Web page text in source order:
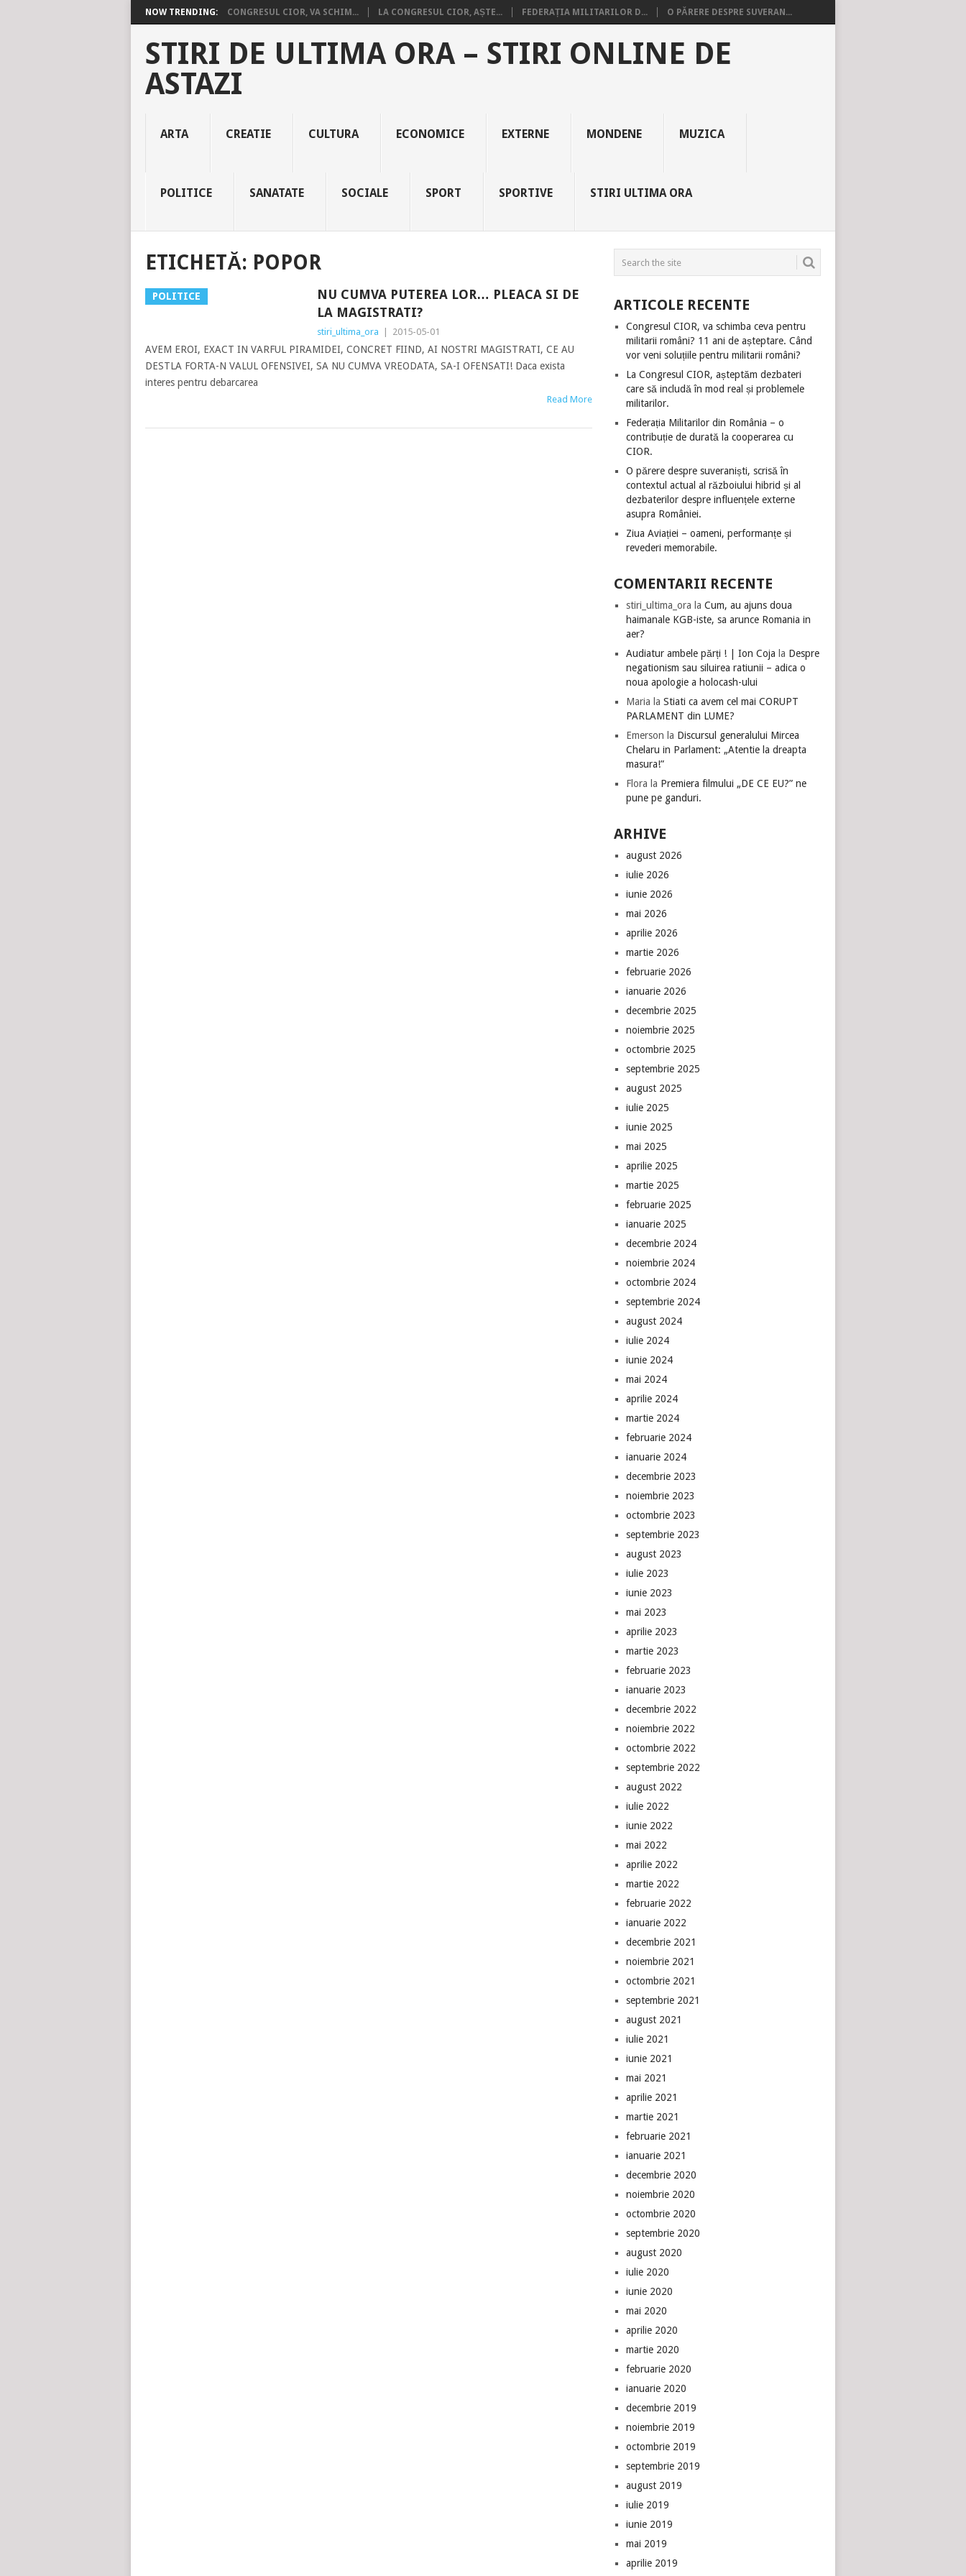
NOW TRENDING: CONGRESUL CIOR, VA SCHIM... LA CONGRESUL CIOR, AȘTE... FEDERAȚIA MILITARILOR D... O PĂRERE DESPRE SUVERAN...
STIRI DE ULTIMA ORA – STIRI ONLINE DE
ASTAZI
ARTA CREATIE CULTURA ECONOMICE EXTERNE MONDENE MUZICA
POLITICE SANATATE SOCIALE SPORT SPORTIVE STIRI ULTIMA ORA
ETICHETĂ: POPOR
POLITICE
NU CUMVA PUTEREA LOR… PLEACA SI DE
LA MAGISTRATI?
stiri_ultima_ora 2015-05-01
AVEM EROI, EXACT IN VARFUL PIRAMIDEI, CONCRET FIIND, AI NOSTRI MAGISTRATI, CE AU
DESTLA FORTA-N VALUL OFENSIVEI, SA NU CUMVA VREODATA, SA-I OFENSATI! Daca exista
interes pentru debarcarea
Read More
ARTICOLE RECENTE
Congresul CIOR, va schimba ceva pentru
militarii români? 11 ani de așteptare. Când
vor veni soluțiile pentru militarii români?
La Congresul CIOR, așteptăm dezbateri
care să includă în mod real și problemele
militarilor.
Federația Militarilor din România – o
contribuție de durată la cooperarea cu
CIOR.
O părere despre suveraniști, scrisă în
contextul actual al războiului hibrid și al
dezbaterilor despre influențele externe
asupra României.
Ziua Aviației – oameni, performanțe și
revederi memorabile.
COMENTARII RECENTE
stiri_ultima_ora laCum, au ajuns doua
haimanale KGB-iste, sa arunce Romania in
aer?
Audiatur ambele părți ! | Ion Coja la Despre
negationism sau siluirea ratiunii – adica o
noua apologie a holocash-ului
Maria laStiati ca avem cel mai CORUPT
PARLAMENT din LUME?
Emerson la Discursul generalului Mircea
Chelaru in Parlament: „Atentie la dreapta
masura!”
Flora la Premiera filmului „DE CE EU?” ne
pune pe ganduri.
ARHIVE
august 2026
iulie 2026
iunie 2026
mai 2026
aprilie 2026
martie 2026
februarie 2026
ianuarie 2026
decembrie 2025
noiembrie 2025
octombrie 2025
septembrie 2025
august 2025
iulie 2025
iunie 2025
mai 2025
aprilie 2025
martie 2025
februarie 2025
ianuarie 2025
decembrie 2024
noiembrie 2024
octombrie 2024
septembrie 2024
august 2024
iulie 2024
iunie 2024
mai 2024
aprilie 2024
martie 2024
februarie 2024
ianuarie 2024
decembrie 2023
noiembrie 2023
octombrie 2023
septembrie 2023
august 2023
iulie 2023
iunie 2023
mai 2023
aprilie 2023
martie 2023
februarie 2023
ianuarie 2023
decembrie 2022
noiembrie 2022
octombrie 2022
septembrie 2022
august 2022
iulie 2022
iunie 2022
mai 2022
aprilie 2022
martie 2022
februarie 2022
ianuarie 2022
decembrie 2021
noiembrie 2021
octombrie 2021
septembrie 2021
august 2021
iulie 2021
iunie 2021
mai 2021
aprilie 2021
martie 2021
februarie 2021
ianuarie 2021
decembrie 2020
noiembrie 2020
octombrie 2020
septembrie 2020
august 2020
iulie 2020
iunie 2020
mai 2020
aprilie 2020
martie 2020
februarie 2020
ianuarie 2020
decembrie 2019
noiembrie 2019
octombrie 2019
septembrie 2019
august 2019
iulie 2019
iunie 2019
mai 2019
aprilie 2019